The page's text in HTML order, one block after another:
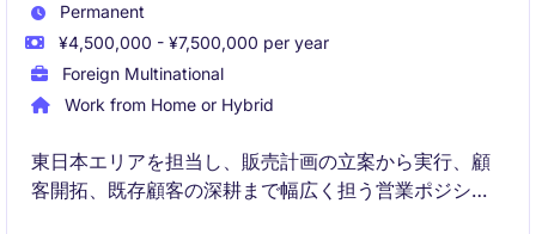
Permanent
¥4,500,000 - ¥7,500,000 per year
Foreign Multinational
Work from Home or Hybrid
東日本エリアを担当し、販売計画の立案から実行、顧
客開拓、既存顧客の深耕まで幅広く担う営業ポジショ